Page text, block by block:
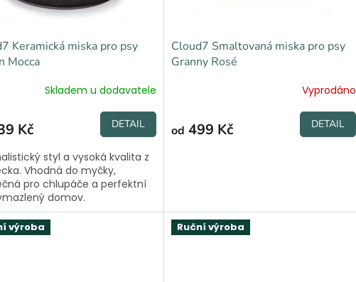
Keramická miska pro psy
Mocca
Skladem u dodavatele
Kč DETAIL
styl a vysoká kvalita z
Vhodná do myčky,
pro chlupáče a perfektní
domov.
Cloud7 Smaltovaná miska pro psy
Granny Rosé
Vyprodáno
od 499 Kč DETAIL
výroba Ruční výroba